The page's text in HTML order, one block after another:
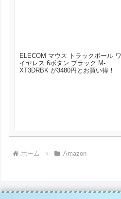
ELECOM マウス トラックボール ワ
イヤレス 6ボタン ブラック M-
XT3DRBK が3480円とお買い得！
ホーム Amazon